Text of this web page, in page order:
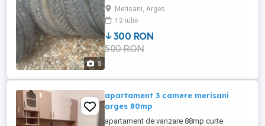
5
bucată. Cauciucurile au 4 ani și sunt în
stare bună. Nu deranjați cu negocieri
puierile.
Merisani, Arges
12 iulie
300 RON
500 RON
apartament 3 camere merisani
arges 80mp
apartament de vanzare 88mp curte